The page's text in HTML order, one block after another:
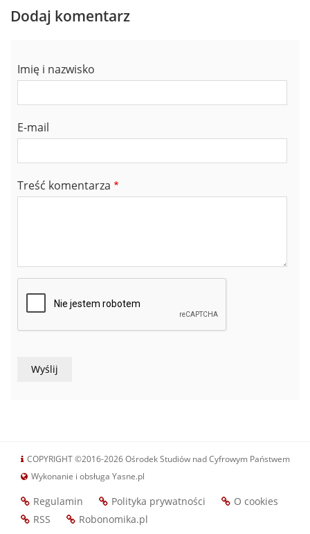
Dodaj komentarz
Imię i nazwisko
E-mail
Treść komentarza
COPYRIGHT ©2016-2026 Ośrodek Studiów nad Cyfrowym Państwem
Wykonanie i obsługa Yasne.pl
Footer
menu
Regulamin Polityka prywatności
O cookies
RSS
Robonomika.pl